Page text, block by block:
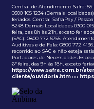
Central de Atendimento Safra: 55
0300 105 1234 (Demais
feriados. Central SafraPay /
8248 Demais Localidades 0300
feira, das 8h às 21h, exceto
(SAC): 0800 772 5755.
Auditivas e de Fala: 0800 772
recorrido ao SAC e não esteja
Portadores de Necessidades
6ª feira, das 9h às 18h, exceto
https://www.safra.com.br/
cliente/ouvidoria.htm ou